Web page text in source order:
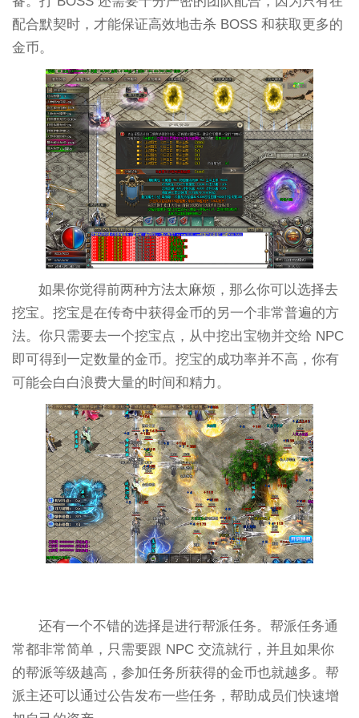
配合默契时，才能保证高效地击杀 BOSS 和获取更多的
金币。
如果你觉得前两种方法太麻烦，那么你可以选择去
挖宝。挖宝是在传奇中获得金币的另一个非常普遍的方
法。你只需要去一个挖宝点，从中挖出宝物并交给 NPC
即可得到一定数量的金币。挖宝的成功率并不高，你有
可能会白白浪费大量的时间和精力。
还有一个不错的选择是进行帮派任务。帮派任务通
常都非常简单，只需要跟 NPC 交流就行，并且如果你
的帮派等级越高，参加任务所获得的金币也就越多。帮
派主还可以通过公告发布一些任务，帮助成员们快速增